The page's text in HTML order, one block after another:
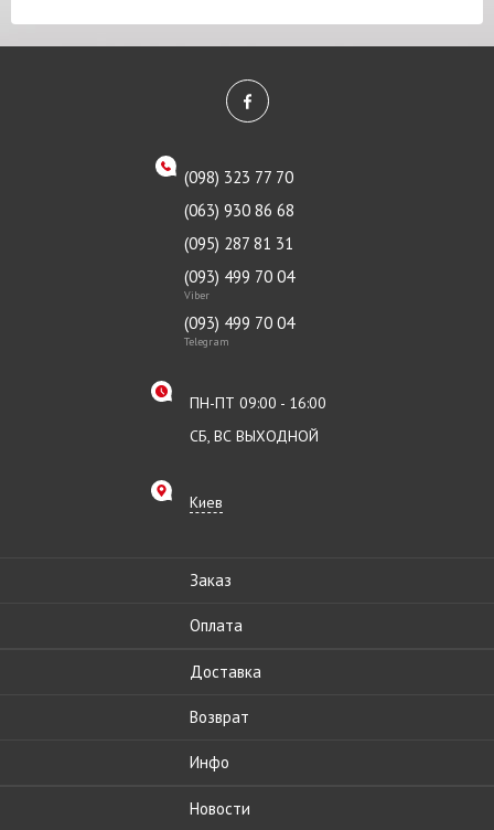
(098) 323 77 70
(063) 930 86 68
(095) 287 81 31
(093) 499 70 04
Viber
(093) 499 70 04
Telegram
ПН-ПТ 09:00 - 16:00
СБ, ВС ВЫХОДНОЙ
Киев
Заказ
Оплата
Доставка
Возврат
Инфо
Новости